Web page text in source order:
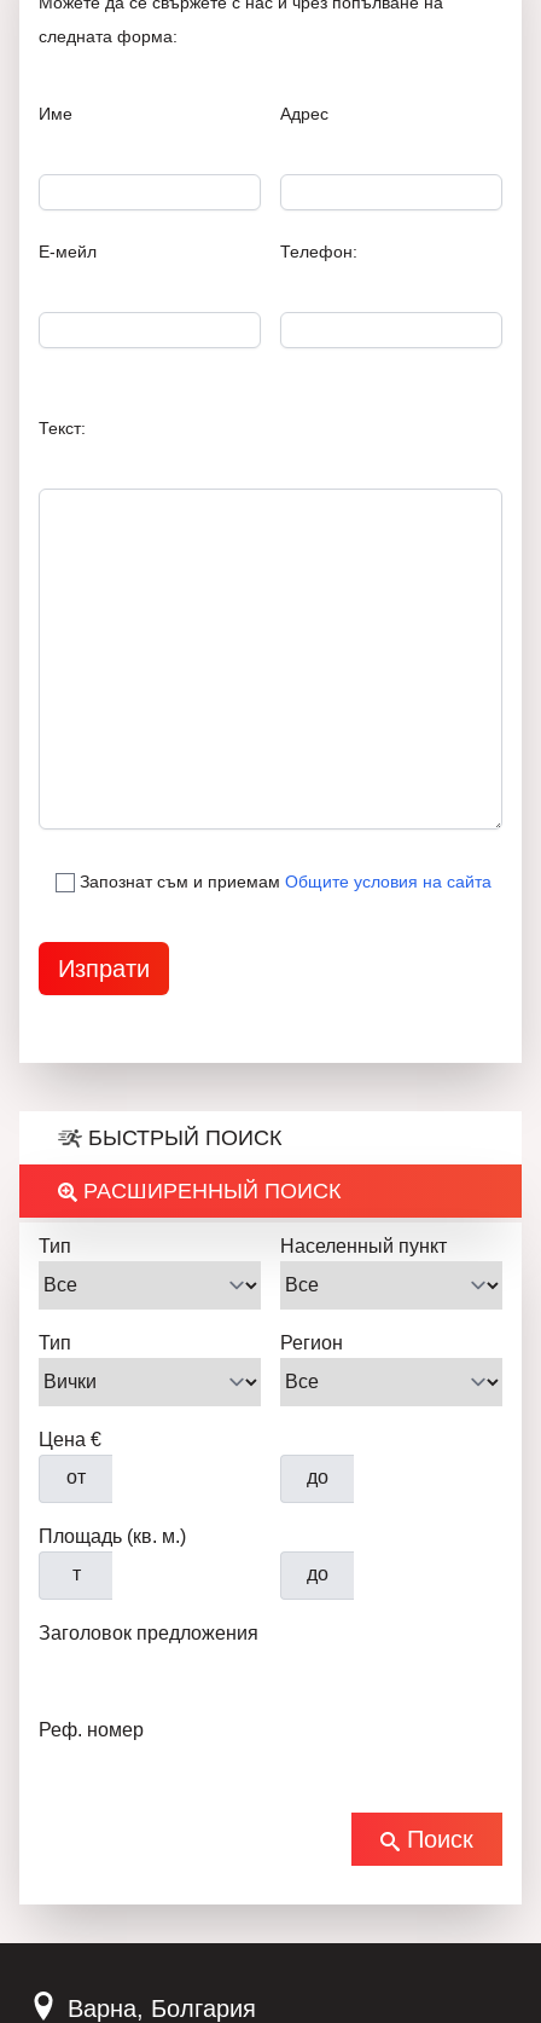
следната форма:
Име
Е-мейл
Адрес
Телефон:
Текст:
Запознат съм и приемам Общите условия на сайта
БЫСТРЫЙ ПОИСК
РАСШИРЕННЫЙ ПОИСК
Тип Населенный пункт
Тип Регион
Цена €
от
до
Площадь (кв. м.)
т
до
Заголовок предложения
Реф. номер
Поиск
Варна, Болгария